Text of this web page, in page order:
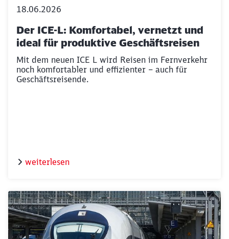
18.06.2026
Der ICE-L: Komfortabel, vernetzt und
ideal für produktive Geschäftsreisen
Mit dem neuen ICE L wird Reisen im Fernverkehr
noch komfortabler und effizienter – auch für
Geschäftsreisende.
weiterlesen